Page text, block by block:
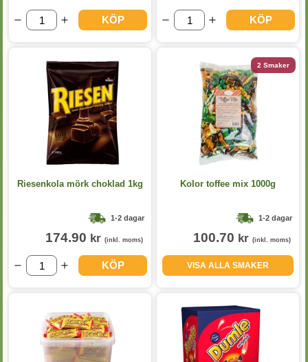
KÖP KÖP
Riesenkola mörk choklad 1kg
1-2 dagar
174.90 kr (inkl. moms)
KÖP
2 Smaker
Kolor toffee mix 1000g
1-2 dagar
100.70 kr (inkl. moms)
VISA ALLA SMAKER